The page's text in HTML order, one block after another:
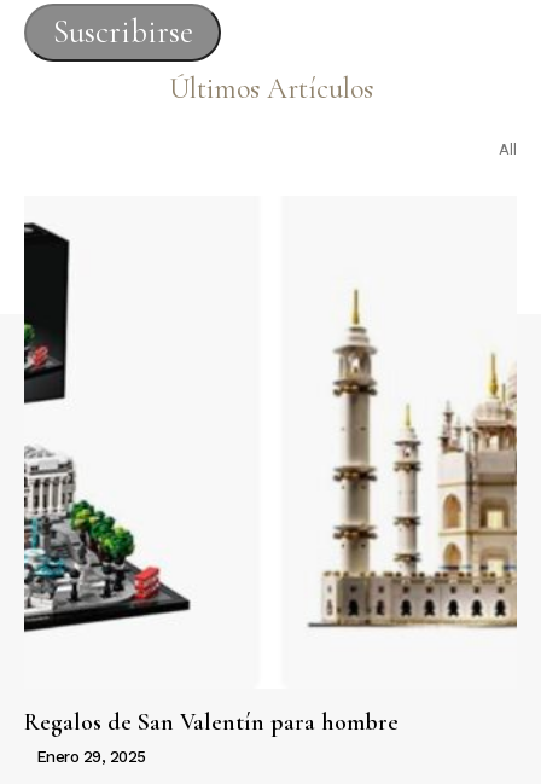
correo
electrónico
Suscribirse
Últimos Artículos
All
Regalos de San Valentín para hombre
Enero 29, 2025